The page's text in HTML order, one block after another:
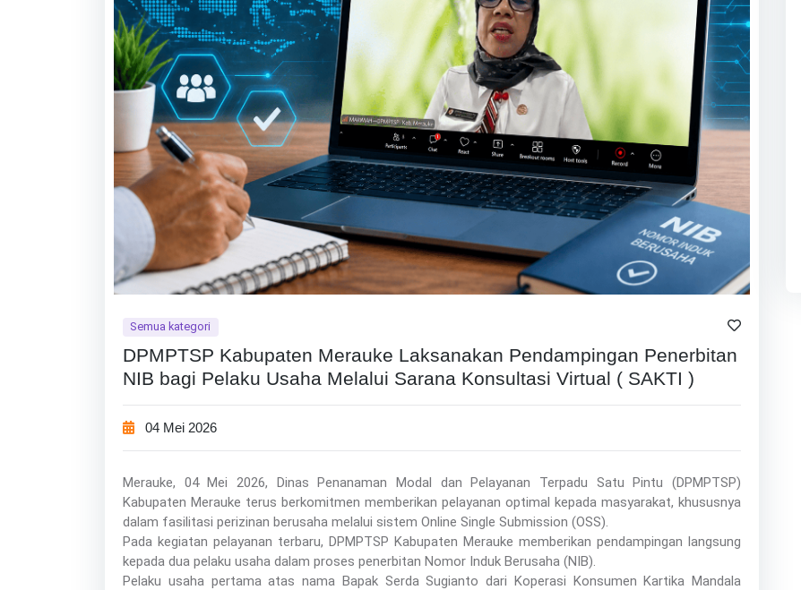
Semua kategori
DPMPTSP Kabupaten Merauke Laksanakan Pendampingan Penerbitan
NIB bagi Pelaku Usaha Melalui Sarana Konsultasi Virtual ( SAKTI )
04 Mei 2026
Merauke, 04 Mei 2026, Dinas Penanaman Modal dan Pelayanan Terpadu Satu Pintu (DPMPTSP)
Kabupaten Merauke terus berkomitmen memberikan pelayanan optimal kepada masyarakat, khususnya
dalam fasilitasi perizinan berusaha melalui sistem Online Single Submission (OSS).
Pada kegiatan pelayanan terbaru, DPMPTSP Kabupaten Merauke memberikan pendampingan langsung
kepada dua pelaku usaha dalam proses penerbitan Nomor Induk Berusaha (NIB).
Pelaku usaha pertama atas nama Bapak Serda Sugianto dari Koperasi Konsumen Kartika Mandala